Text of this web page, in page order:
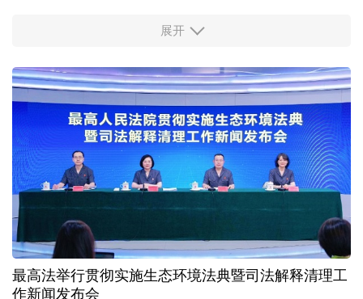
中国多地出台带薪休假新政 释放消费潜力
入境游火热 前7月北京离境退税各项数据均创新高
我国自阿根廷进口的牛肉已达到规定数量的50%
上半年我国黄金消费量511.412吨，同比增长1.23%
AI客服承诺不实、人工客服接入困难 中消协回应
数据有了“身份证” 我国正稳步推进数据产权登记
展开
最高法举行贯彻实施生态环境法典暨司法解释清理工
作新闻发布会